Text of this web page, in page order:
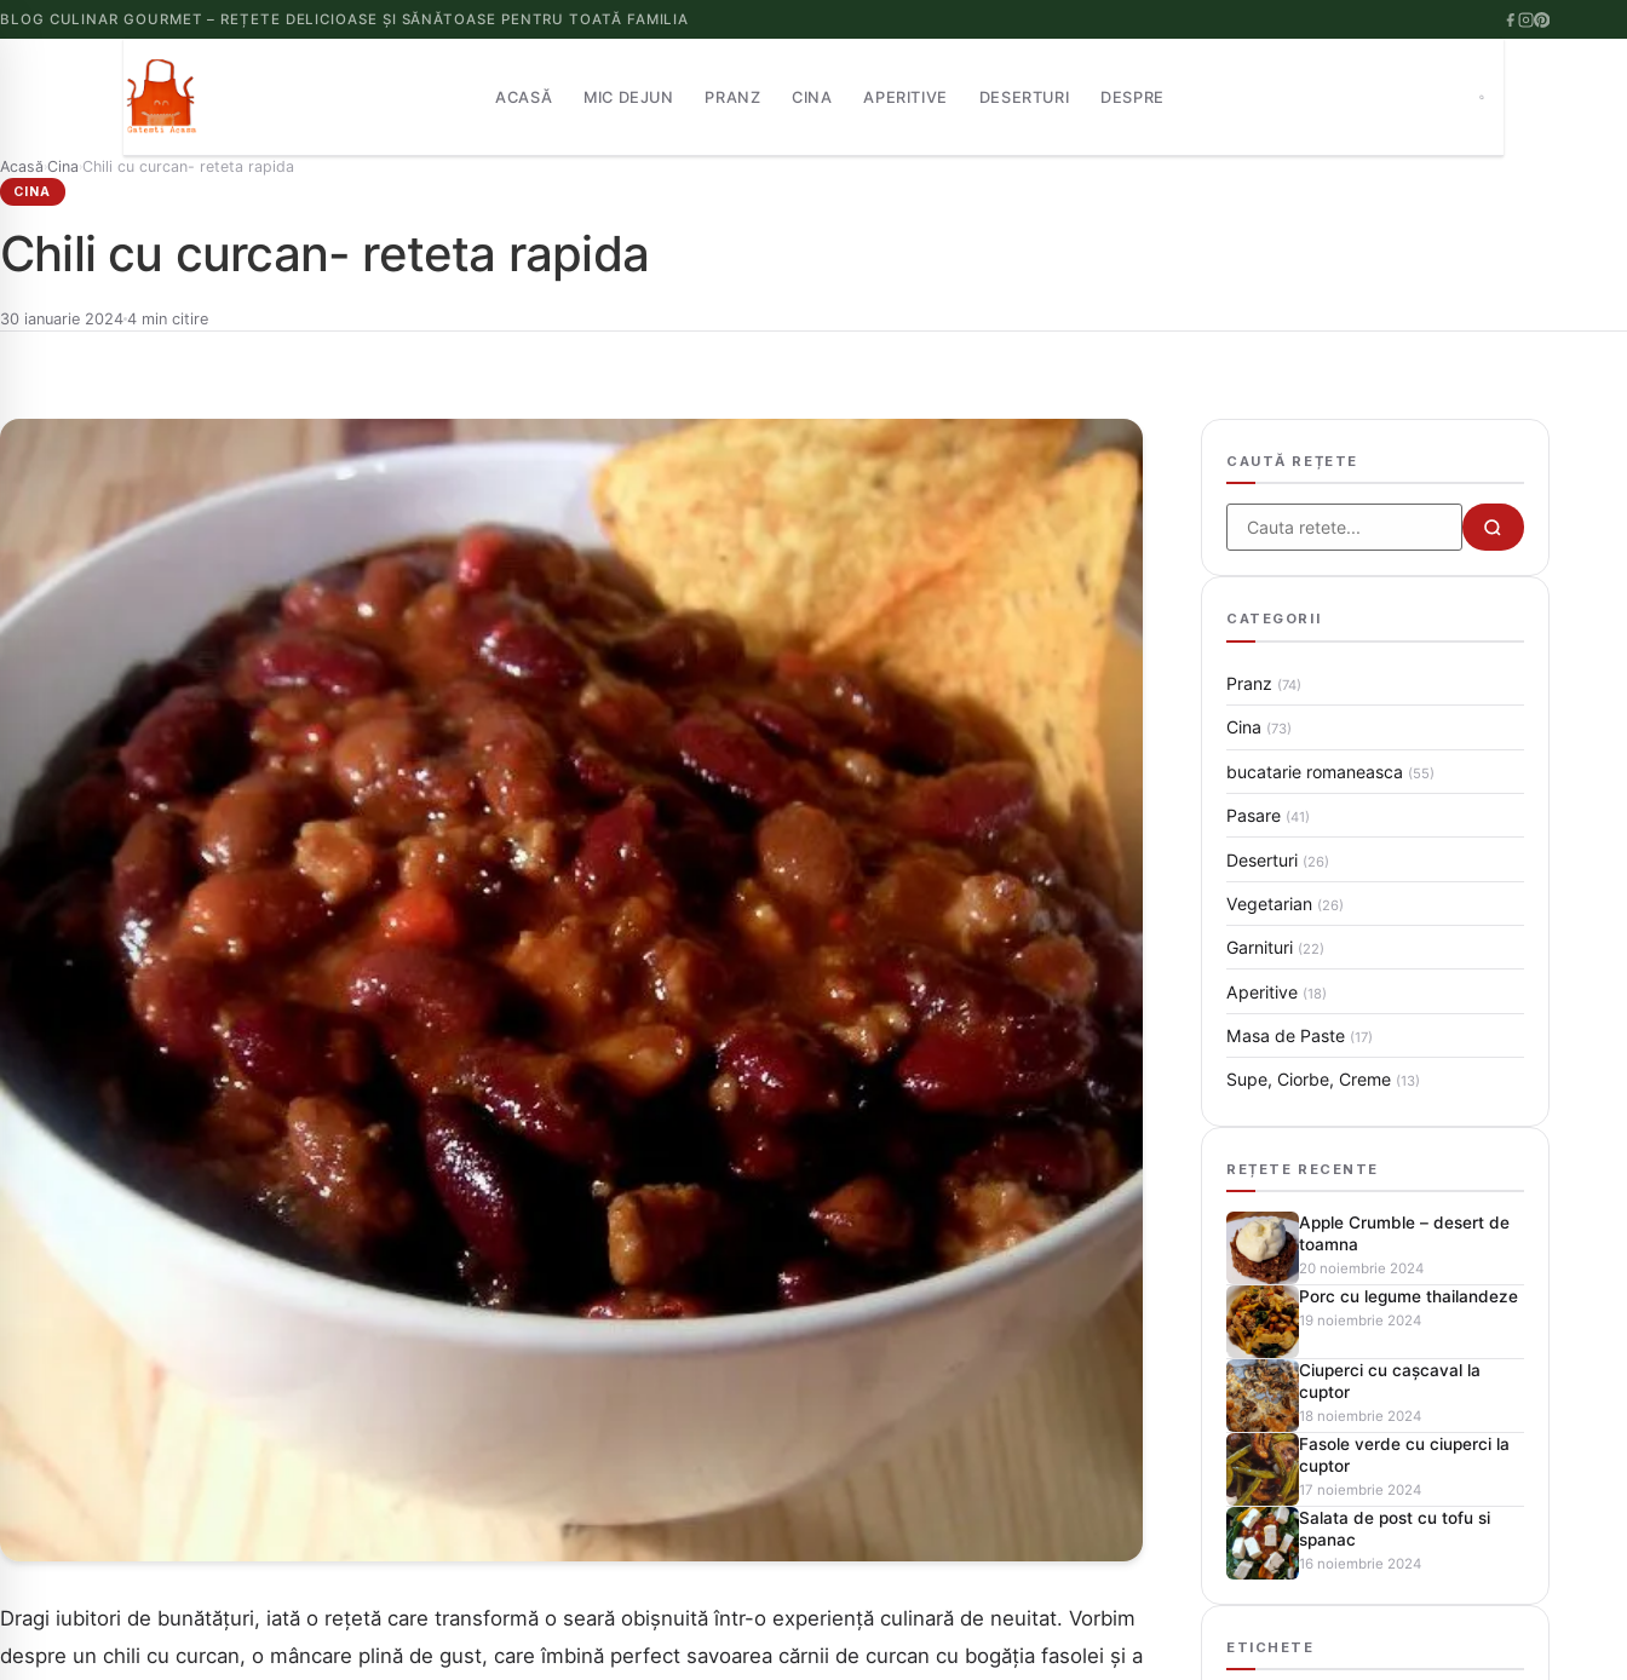
BLOG CULINAR GOURMET – REȚETE DELICIOASE ȘI SĂNĂTOASE PENTRU TOATĂ FAMILIA
ACASĂ MIC DEJUN PRANZ CINA APERITIVE DESERTURI DESPRE
CAUTA
Acasă›Cina›Chili cu curcan- reteta rapida
CINA
Chili cu curcan- reteta rapida
30 ianuarie 2024 4 min citire
Dragi iubitori de bunătățuri, iată o rețetă care transformă o seară obișnuită într-o experiență culinară de neuitat. Vorbim
despre un chili cu curcan, o mâncare plină de gust, care îmbină perfect savoarea cărnii de curcan cu bogăția fasolei și a
CAUTĂ REȚETE
Cauta
CATEGORII
Pranz (74)
Cina (73)
bucatarie romaneasca (55)
Pasare (41)
Deserturi (26)
Vegetarian (26)
Garnituri (22)
Aperitive (18)
Masa de Paste (17)
Supe, Ciorbe, Creme (13)
REȚETE RECENTE
Apple Crumble – desert de
toamna
20 noiembrie 2024
Porc cu legume thailandeze
19 noiembrie 2024
Ciuperci cu cașcaval la
cuptor
18 noiembrie 2024
Fasole verde cu ciuperci la
cuptor
17 noiembrie 2024
Salata de post cu tofu si
spanac
16 noiembrie 2024
ETICHETE